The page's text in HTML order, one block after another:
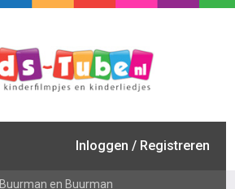
Inloggen / Registreren
Buurman en Buurman